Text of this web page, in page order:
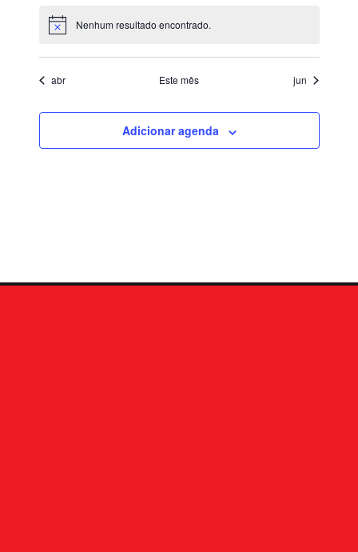
Notice Nenhum resultado encontrado.
abr Este mês jun
Adicionar agenda